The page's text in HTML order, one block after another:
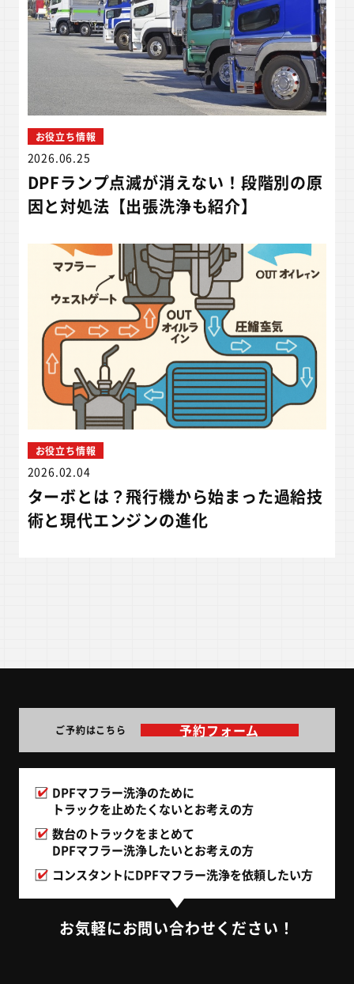
お役立ち情報
2026.06.25
DPFランプ点滅が消えない！段階別の原
因と対処法【出張洗浄も紹介】
お役立ち情報
2026.02.04
ターボとは？飛行機から始まった過給技
術と現代エンジンの進化
DPFマフラー洗浄のために
トラックを止めたくないとお考えの方
数台のトラックをまとめて
DPFマフラー洗浄したいとお考えの方
コンスタントにDPFマフラー洗浄を依頼したい方
お気軽にお問い合わせください！
ご予約はこちら 予約フォーム